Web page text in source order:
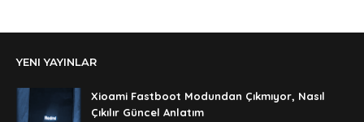
şifre ?
Anonymous
şifre ögrenebilirmiyim
YENI YAYINLAR
Xioami Fastboot Modundan Çıkmıyor, Nasıl
Çıkılır Güncel Anlatım